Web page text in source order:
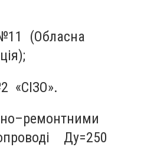
(Обласна
«СІЗО».
Ду=250